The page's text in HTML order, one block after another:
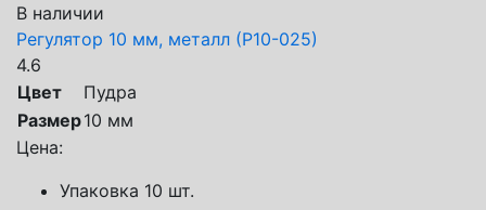
В наличии
Регулятор 10 мм, металл (Р10-025)
4.6
Цвет
Пудра
Размер10 мм
Цена:
Упаковка 10 шт.